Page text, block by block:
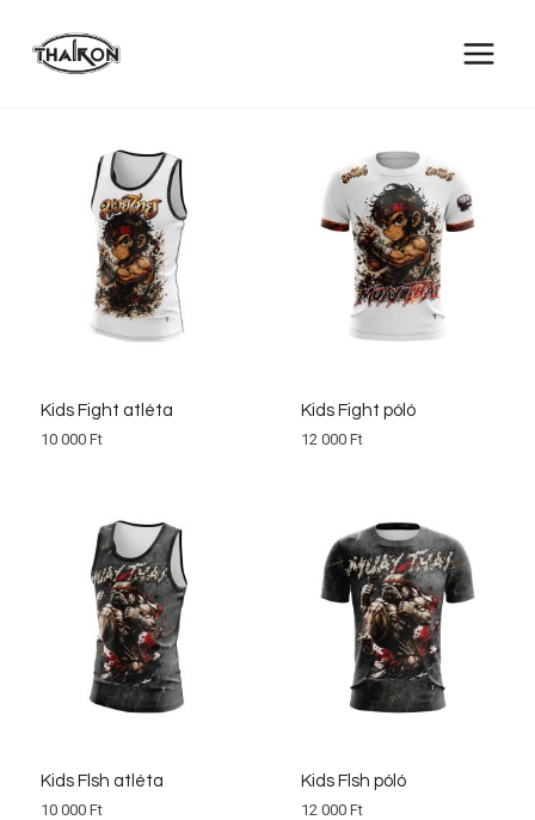
Kids Fight atléta
10 000 Ft
Kids Fight póló
12 000 Ft
Kids Flsh atléta
10 000 Ft
Kids Flsh póló
12 000 Ft